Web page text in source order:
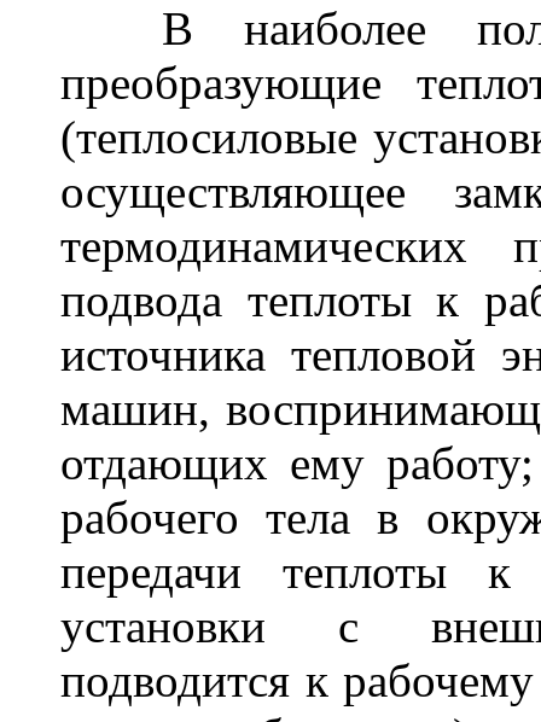
В наиболее
преобразующие
(теплосиловые
осуществляющее
термодинамических
подвода теплоты к
источника тепловой
машин,
отдающих ему
рабочего тела в
передачи теплоты к
установки с
подводится к